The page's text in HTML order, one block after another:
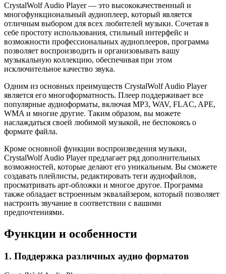
CrystalWolf Audio Player — это высококачественный и
многофункциональный аудиоплеер, который является
отличным выбором для всех любителей музыки. Сочетая в
себе простоту использования, стильный интерфейс и
возможности профессиональных аудиоплееров, программа
позволяет воспроизводить и организовывать вашу
музыкальную коллекцию, обеспечивая при этом
исключительное качество звука.
Одним из основных преимуществ CrystalWolf Audio Player
является его многоформатность. Плеер поддерживает все
популярные аудиоформаты, включая MP3, WAV, FLAC, APE,
WMA и многие другие. Таким образом, вы можете
наслаждаться своей любимой музыкой, не беспокоясь о
формате файла.
Кроме основной функции воспроизведения музыки,
CrystalWolf Audio Player предлагает ряд дополнительных
возможностей, которые делают его уникальным. Вы сможете
создавать плейлисты, редактировать теги аудиофайлов,
просматривать арт-обложки и многое другое. Программа
также обладает встроенным эквалайзером, который позволяет
настроить звучание в соответствии с вашими
предпочтениями.
Функции и особенности
1. Поддержка различных аудио форматов